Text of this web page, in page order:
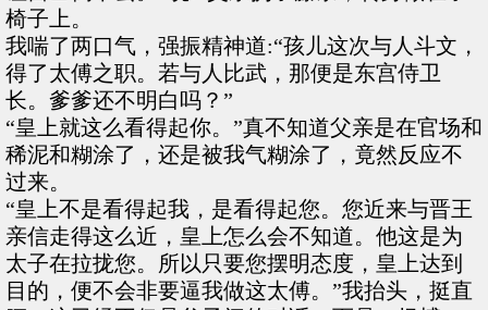
椅子上。
我喘了两口气，强振精神道:“孩儿这次与人斗文，
得了太傅之职。若与人比武，那便是东宫侍卫
长。爹爹还不明白吗？”
“皇上就这么看得起你。”真不知道父亲是在官场和
稀泥和糊涂了，还是被我气糊涂了，竟然反应不
过来。
“皇上不是看得起我，是看得起您。您近来与晋王
亲信走得这么近，皇上怎么会不知道。他这是为
太子在拉拢您。所以只要您摆明态度，皇上达到
目的，便不会非要逼我做这太傅。”我抬头，挺直